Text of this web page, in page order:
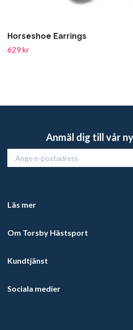
Horseshoe Earrings
629 kr
Anmäl dig till vår
Läs mer
Om Torsby Hästsport
Kundtjänst
Sociala medier